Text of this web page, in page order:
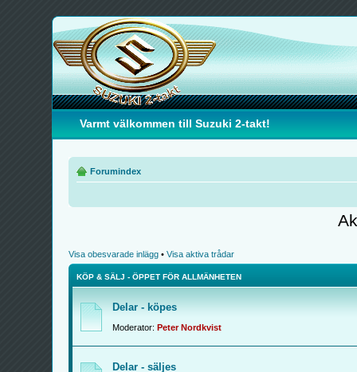
Varmt välkommen till Suzuki 2-takt!
Forumindex
Visa obesvarade inlägg • Visa aktiva trådar
KÖP & SÄLJ - ÖPPET FÖR ALLMÄNHETEN
Delar - köpes
Moderator: Peter Nordkvist
Delar - säljes